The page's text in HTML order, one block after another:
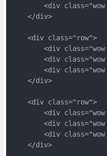
<div
    </div>
    <div class="row">
<div
<div
<div
    </div>
    <div class="row">
<div
<div
<div
    </div>